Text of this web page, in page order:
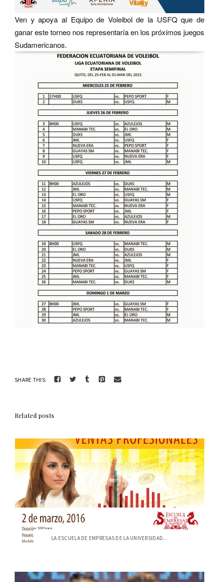
Ven y apoya al Equipo de Voleibol de la USFQ que de
ganar este torneo nos representaría en los próximos juegos
Sudamericanos.
SHARE THIS:
Related posts
LA ESCUELA DE EMPRESAS DE LA UNIVERSIDAD...